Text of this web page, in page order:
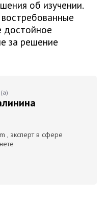
об изучении.
достойное
за решение
, эксперт в сфере